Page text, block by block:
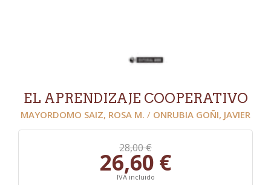
EL APRENDIZAJE COOPERATIVO
MAYORDOMO SAIZ, ROSA M. / ONRUBIA GOÑI, JAVIER
28,00 €
26,60 €
IVA incluido